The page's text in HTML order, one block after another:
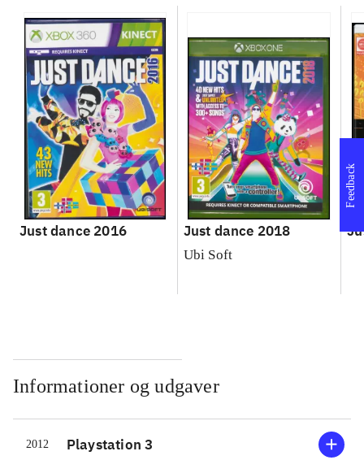
Just dance 2016 Just dance 2018
Ubi Soft
Informationer og udgaver
2012 Playstation 3
Feedback